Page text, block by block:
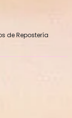
de Repostería